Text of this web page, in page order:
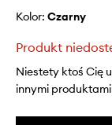
Kolor: czarny
Produkt
Niestety ktoś Cię
innymi